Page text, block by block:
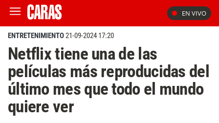
EN VIVO
ENTRETENIMIENTO21-09-2024 17:20
Netflix tiene una de las
películas más reproducidas del
último mes que todo el mundo
quiere ver